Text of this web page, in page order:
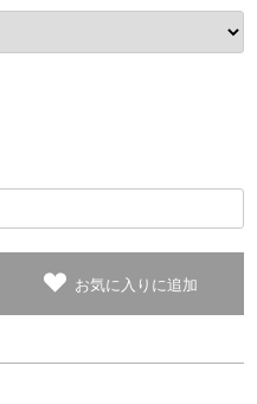
お気に入りに追加